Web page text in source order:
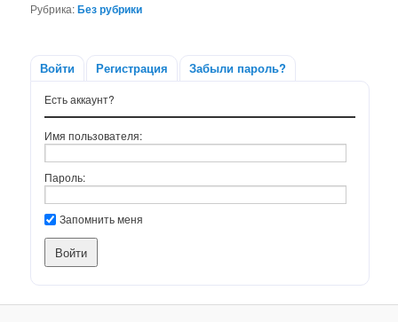
Рубрика:Без рубрики
Войти Регистрация Забыли пароль?
Есть аккаунт?
Имя пользователя:
Пароль:
Запомнить меня